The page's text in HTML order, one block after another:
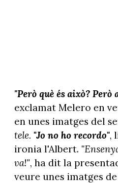
"Però què és això? Però
exclamat Melero en
en unes imatges del
tele. "Jo no ho recordo",
ironia l'Albert.
va!", ha dit la
veure unes imatges